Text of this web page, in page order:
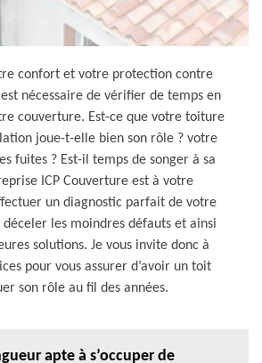
confort et votre protection contre
nécessaire de vérifier de temps en
couverture. Est-ce que votre toiture
joue-t-elle bien son rôle ? votre
fuites ? Est-il temps de songer à sa
ICP Couverture est à votre
un diagnostic parfait de votre
les moindres défauts et ainsi
solutions. Je vous invite donc à
pour vous assurer d’avoir un toit
son rôle au fil des années.
apte à s’occuper de